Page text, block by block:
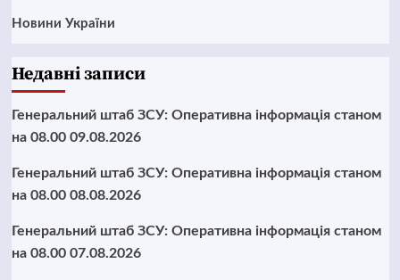
Новини України
Недавні записи
Генеральний штаб ЗСУ: Оперативна інформація станом
на 08.00 09.08.2026
Генеральний штаб ЗСУ: Оперативна інформація станом
на 08.00 08.08.2026
Генеральний штаб ЗСУ: Оперативна інформація станом
на 08.00 07.08.2026